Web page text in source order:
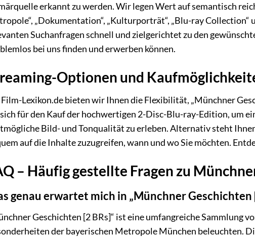
erkannt zu werden. Wir legen Wert auf semantisch
„Dokumentation“, „Kulturporträt“, „Blu-ray
Suchanfragen schnell und zielgerichtet zu den
bei uns finden und erwerben können.
Optionen und
Lexikon.de bieten wir Ihnen die Flexibilität, „Münchner
für den Kauf der hochwertigen 2-Disc-Blu-ray-Edition, um
Bild- und Tonqualität zu erleben. Alternativ steht
auf die Inhalte zuzugreifen, wann und wo Sie möchten.
– Häufig gestellte Fragen zu
genau erwartet mich in „Münchner Geschichten
Geschichten [2 BRs]“ ist eine umfangreiche Sammlung
der bayerischen Metropole München beleuchten.